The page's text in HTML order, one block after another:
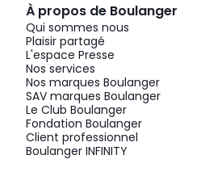
À propos de Boulanger
Qui sommes nous
Plaisir partagé
L'espace Presse
Nos services
Nos marques Boulanger
SAV marques Boulanger
Le Club Boulanger
Fondation Boulanger
Client professionnel
Boulanger INFINITY